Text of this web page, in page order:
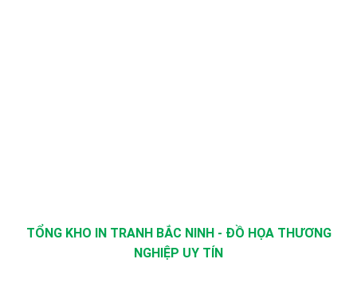
TỔNG KHO IN TRANH BẮC NINH - ĐỒ HỌA THƯƠNG
NGHIỆP UY TÍN